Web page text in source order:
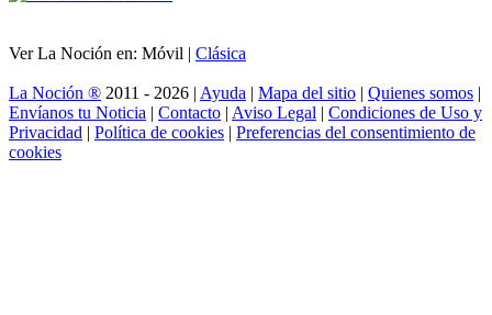
Ver La Noción en: Móvil | Clásica
La Noción ® 2011 - 2026 | Ayuda | Mapa del sitio | Quienes somos |
Envíanos tu Noticia | Contacto | Aviso Legal | Condiciones de Uso y
Privacidad | Política de cookies | Preferencias del consentimiento de
cookies